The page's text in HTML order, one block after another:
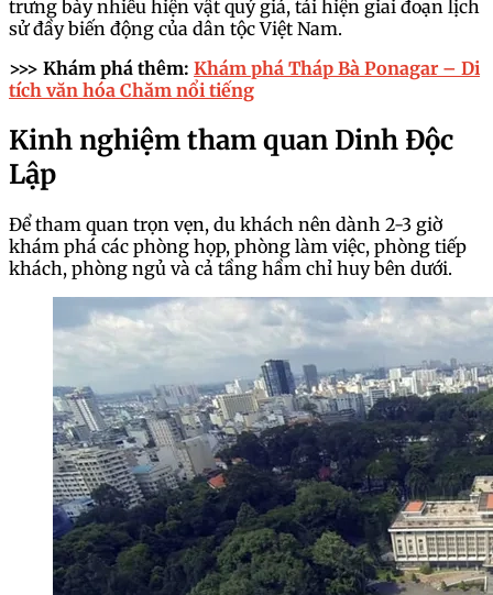
trưng bày nhiều hiện vật quý giá, tái hiện giai đoạn lịch
sử đầy biến động của dân tộc Việt Nam.
>>> Khám phá thêm: Khám phá Tháp Bà Ponagar – Di
tích văn hóa Chăm nổi tiếng
Kinh nghiệm tham quan Dinh Độc
Lập
Để tham quan trọn vẹn, du khách nên dành 2-3 giờ
khám phá các phòng họp, phòng làm việc, phòng tiếp
khách, phòng ngủ và cả tầng hầm chỉ huy bên dưới.